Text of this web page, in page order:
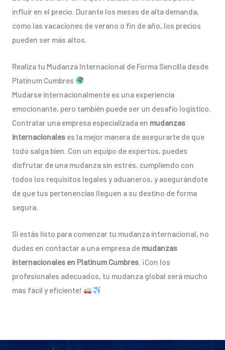
influir en el precio. Durante los meses de alta demanda,
como las vacaciones de verano o fin de año, los precios
pueden ser más altos.
Realiza tu Mudanza Internacional de Forma Sencilla desde
Platinum Cumbres
Mudarse internacionalmente es una experiencia
emocionante, pero también puede ser un desafío logístico.
Contratar una empresa especializada en mudanzas
internacionaleses la mejor manera de asegurarte de que
todo salga bien. Con un equipo de expertos, puedes
disfrutar de una mudanza sin estrés, cumpliendo con
todos los requisitos legales y aduaneros, y asegurándote
de que tus pertenencias lleguen a su destino de forma
segura.
Si estás listo para comenzar tu mudanza internacional, no
dudes en contactar a una empresa de mudanzas
internacionales en Platinum Cumbres. ¡Con los
profesionales adecuados, tu mudanza global será mucho
más fácil y eficiente!